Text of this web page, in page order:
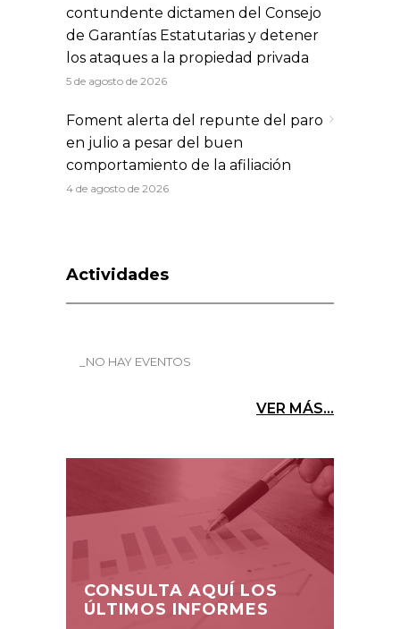
contundente dictamen del Consejo
de Garantías Estatutarias y detener
los ataques a la propiedad privada
5 de agosto de 2026
Foment alerta del repunte del paro
en julio a pesar del buen
comportamiento de la afiliación
4 de agosto de 2026
Actividades
_NO HAY EVENTOS
VER MÁS...
CONSULTA AQUÍ LOS
ÚLTIMOS INFORMES